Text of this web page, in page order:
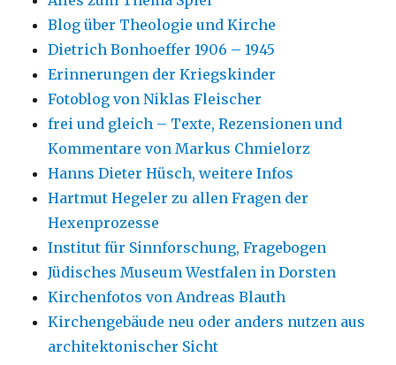
Blog über Theologie und Kirche
Dietrich Bonhoeffer 1906 – 1945
Erinnerungen der Kriegskinder
Fotoblog von Niklas Fleischer
frei und gleich – Texte, Rezensionen und
Kommentare von Markus Chmielorz
Hanns Dieter Hüsch, weitere Infos
Hartmut Hegeler zu allen Fragen der
Hexenprozesse
Institut für Sinnforschung, Fragebogen
Jüdisches Museum Westfalen in Dorsten
Kirchenfotos von Andreas Blauth
Kirchengebäude neu oder anders nutzen aus
architektonischer Sicht